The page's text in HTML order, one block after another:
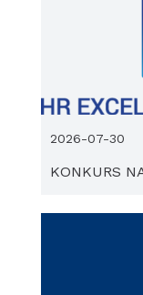
KONKURS
2026-07-30